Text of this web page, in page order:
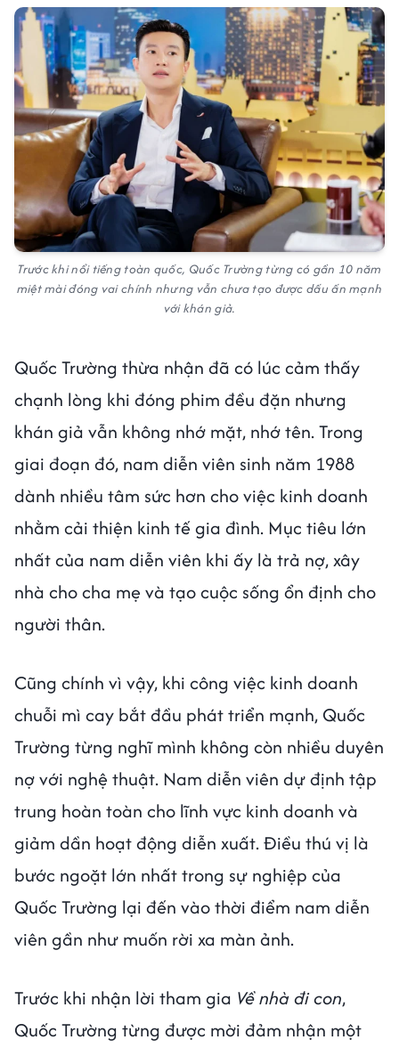
Trước khi nổi tiếng toàn quốc, Quốc Trường từng có gần 10 năm
miệt mài đóng vai chính nhưng vẫn chưa tạo được dấu ấn mạnh
với khán giả.
Quốc Trường thừa nhận đã có lúc cảm thấy
chạnh lòng khi đóng phim đều đặn nhưng
khán giả vẫn không nhớ mặt, nhớ tên. Trong
giai đoạn đó, nam diễn viên sinh năm 1988
dành nhiều tâm sức hơn cho việc kinh doanh
nhằm cải thiện kinh tế gia đình. Mục tiêu lớn
nhất của nam diễn viên khi ấy là trả nợ, xây
nhà cho cha mẹ và tạo cuộc sống ổn định cho
người thân.
Cũng chính vì vậy, khi công việc kinh doanh
chuỗi mì cay bắt đầu phát triển mạnh, Quốc
Trường từng nghĩ mình không còn nhiều duyên
nợ với nghệ thuật. Nam diễn viên dự định tập
trung hoàn toàn cho lĩnh vực kinh doanh và
giảm dần hoạt động diễn xuất. Điều thú vị là
bước ngoặt lớn nhất trong sự nghiệp của
Quốc Trường lại đến vào thời điểm nam diễn
viên gần như muốn rời xa màn ảnh.
Trước khi nhận lời tham gia Về nhà đi con,
Quốc Trường từng được mời đảm nhận một